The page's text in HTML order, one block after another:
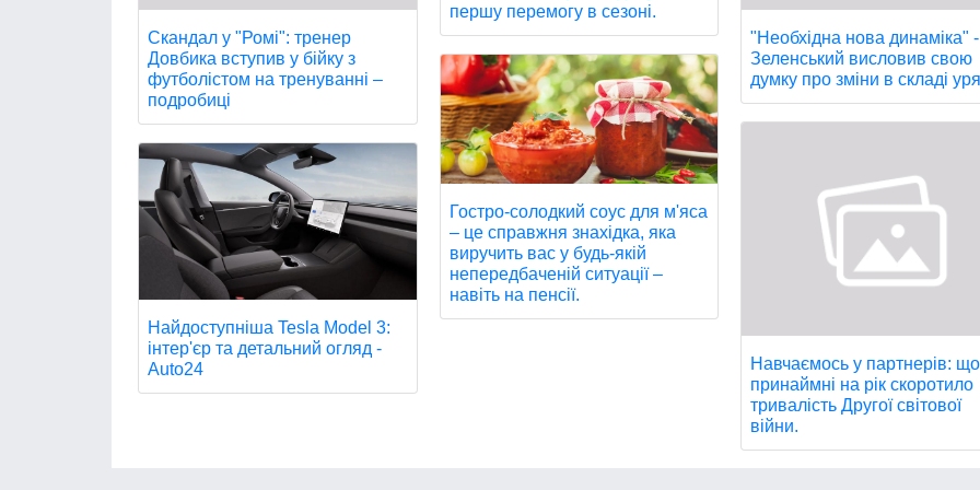
Скандал у "Ромі": тренер
Довбика вступив у бійку з
футболістом на тренуванні –
подробиці
Найдоступніша Tesla Model 3:
інтер'єр та детальний огляд -
Auto24
першу перемогу в сезоні.
Гостро-солодкий соус для м'яса
– це справжня знахідка, яка
виручить вас у будь-якій
непередбаченій ситуації –
навіть на пенсії.
"Необхідна нова динаміка" -
Зеленський висловив свою
думку про зміни в складі
Навчаємось у партнерів: що
принаймні на рік скоротило
тривалість Другої світової
війни.